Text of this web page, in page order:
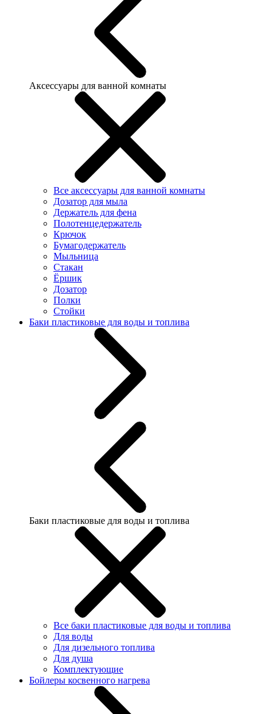
Аксессуары для ванной комнаты
Все аксессуары для ванной комнаты
Дозатор для мыла
Держатель для фена
Полотенцедержатель
Крючок
Бумагодержатель
Мыльница
Стакан
Ёршик
Дозатор
Полки
Стойки
Баки пластиковые для воды и топлива
Баки пластиковые для воды и топлива
Все баки пластиковые для воды и топлива
Для воды
Для дизельного топлива
Для душа
Комплектующие
Бойлеры косвенного нагрева